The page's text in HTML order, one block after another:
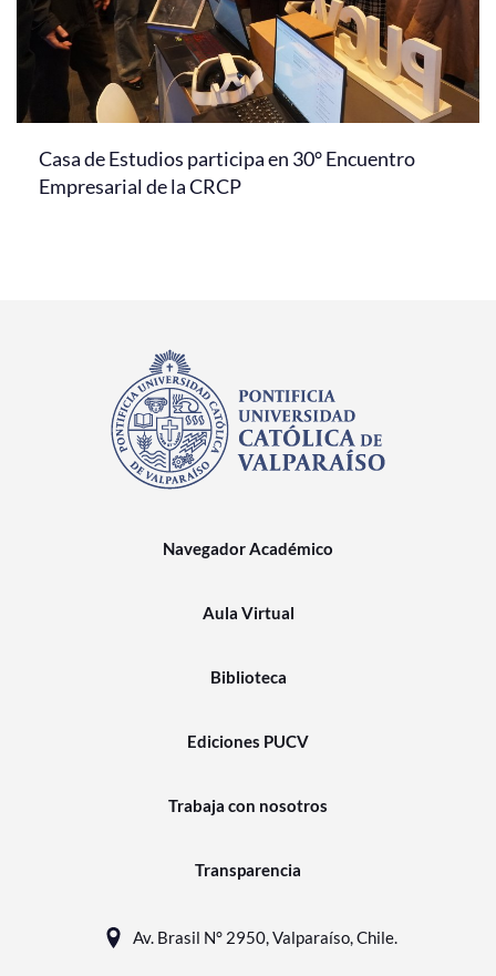
Casa de Estudios participa en 30° Encuentro
Empresarial de la CRCP
Navegador Académico
Aula Virtual
Biblioteca
Ediciones PUCV
Trabaja con nosotros
Transparencia
Av. Brasil N° 2950, Valparaíso, Chile.